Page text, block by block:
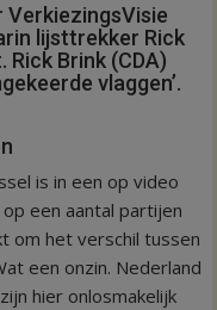
VerkiezingsVisie
lijsttrekker Rick
Brink (CDA)
vlaggen’.
is in een op video
een aantal partijen
om het verschil tussen
een onzin. Nederland
hier onlosmakelijk